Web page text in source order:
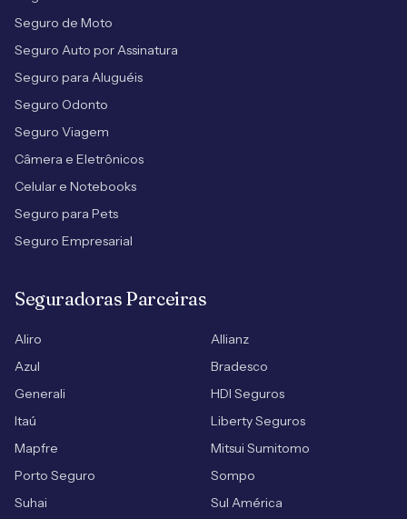
Seguro de Moto
Seguro Auto por Assinatura
Seguro para Aluguéis
Seguro Odonto
Seguro Viagem
Câmera e Eletrônicos
Celular e Notebooks
Seguro para Pets
Seguro Empresarial
Seguradoras Parceiras
Aliro
Allianz
Azul
Bradesco
Generali
HDI Seguros
Itaú
Liberty Seguros
Mapfre
Mitsui Sumitomo
Porto Seguro
Sompo
Suhai
Sul América